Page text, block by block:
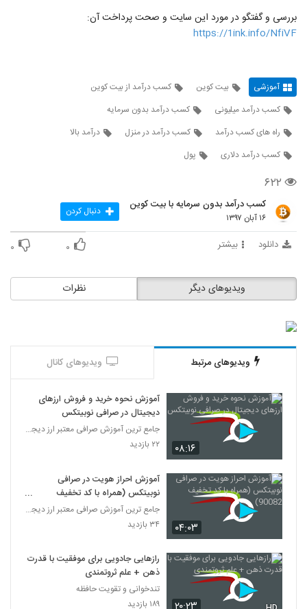
بررسی و گفتگو در مورد این سایت و صحت پرداخت آن:
https://1ink.info/NfiVF
آموزشی بیت کوین
کسب درآمد از بیت کوین
کسب درآمد میلیونی
کسب درآمد بدون سرمایه
راه های کسب درآمد
کسب درآمد در منزل
درآمد بالا
کسب درآمد دلاری
پول
۶۲۲
کسب درآمد بدون سرمایه با بیت کوین
۱۶ آبان ۱۳۹۷ دنبال کردن
دانلود بیشتر ۰ ۰
نظرات ویدیوهای دیگر
ویدیوهای مرتبط ویدیوهای کانال
۰۸:۱۶
آموزش نحوه خرید و فروش ارزهای
دیجیتال در صرافی نوبیتکس
جامع ترین آموزش صرافی معتبر ارز دیجیتال نوبیتکس
۲۲ بازدید
۰۴:۰۳
آموزش احراز هویت در صرافی
نوبیتکس (همراه با کد تخفیف
90082)
جامع ترین آموزش صرافی معتبر ارز دیجیتال نوبیتکس
۳۴ بازدید
رازهایی جادویی برای موفقیت با قدرت
ذهن + علم ثروتمندی
تندخوانی و تقویت حافظه
۱۸۹ بازدید